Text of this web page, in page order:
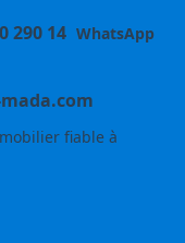
290 14 WhatsApp
fiable à